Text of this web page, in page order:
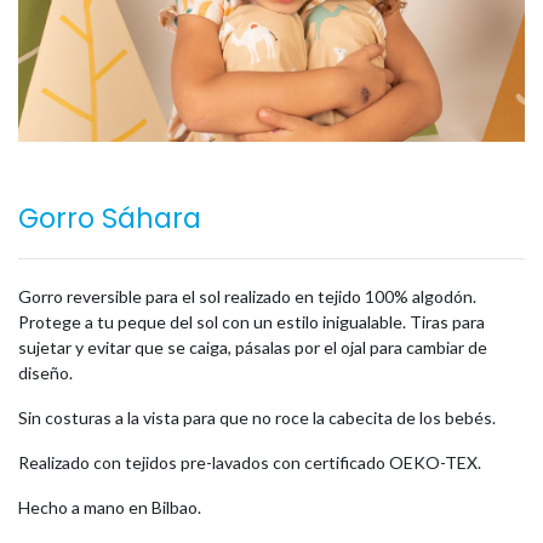
Gorro Sáhara
Gorro reversible para el sol realizado en tejido 100% algodón.
Protege a tu peque del sol con un estilo inigualable. Tiras para
sujetar y evitar que se caiga, pásalas por el ojal para cambiar de
diseño.
Sin costuras a la vista para que no roce la cabecita de los bebés.
Realizado con tejidos pre-lavados con certificado OEKO-TEX.
Hecho a mano en Bilbao.